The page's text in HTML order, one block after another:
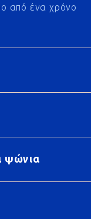
από ένα χρόνο
ψώνια